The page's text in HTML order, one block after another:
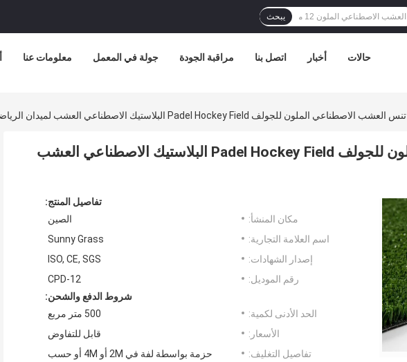
يبحث
معلومات عنا جولة في المعمل مراقبة الجودة اتصل بنا أخبار حالات
تنس العشب الاصطناعي الملون للجولف Padel Hockey Field البلاستيك الاصطناعي العشب لميدان الرياضة
تنس العشب الاصطناعي الملون للجولف Padel Hockey Field البلاستيك الاصطناعي العشب
تفاصيل المنتج:
مكان المنشأ:
الصين
اسم العلامة التجارية:
Sunny Grass
إصدار الشهادات:
ISO, CE, SGS
رقم الموديل:
CPD-12
شروط الدفع والشحن:
الحد الأدنى لكمية:
500 متر مربع
الأسعار:
قابل للتفاوض
تفاصيل التغليف:
حزمة بواسطة لفة في 2M أو 4M أو حسب